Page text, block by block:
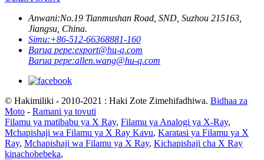
Anwani:No.19 Tianmushan Road, SND, Suzhou 215163,
Jiangsu, China.
Simu:+86-512-66368881-160
Barua pepe:export@hu-q.com
Barua pepe:allen.wang@hu-q.com
© Hakimiliki - 2010-2021 : Haki Zote Zimehifadhiwa. Bidhaa za
Moto - Ramani ya tovuti
Filamu ya matibabu ya X Ray, Filamu ya Analogi ya X-Ray,
Mchapishaji wa Filamu ya X Ray Kavu, Karatasi ya Filamu ya X
Ray, Mchapishaji wa Filamu ya X Ray, Kichapishaji cha X Ray
kinachobebeka,